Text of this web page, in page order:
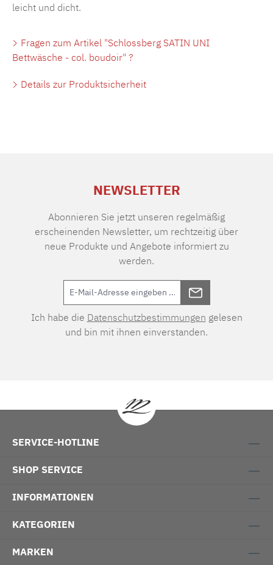
leicht und dicht.
Fragen zum Artikel "Schlossberg SATIN UNI
Bettwäsche - col. boudoir" ?
Details zur Produktsicherheit
NEWSLETTER
Abonnieren Sie jetzt unseren regelmäßig
erscheinenden Newsletter, um rechtzeitig über
neue Produkte und Angebote informiert zu
werden.
Ich habe die Datenschutzbestimmungen gelesen
und bin mit ihnen einverstanden.
SERVICE-HOTLINE
SHOP SERVICE
INFORMATIONEN
KATEGORIEN
MARKEN